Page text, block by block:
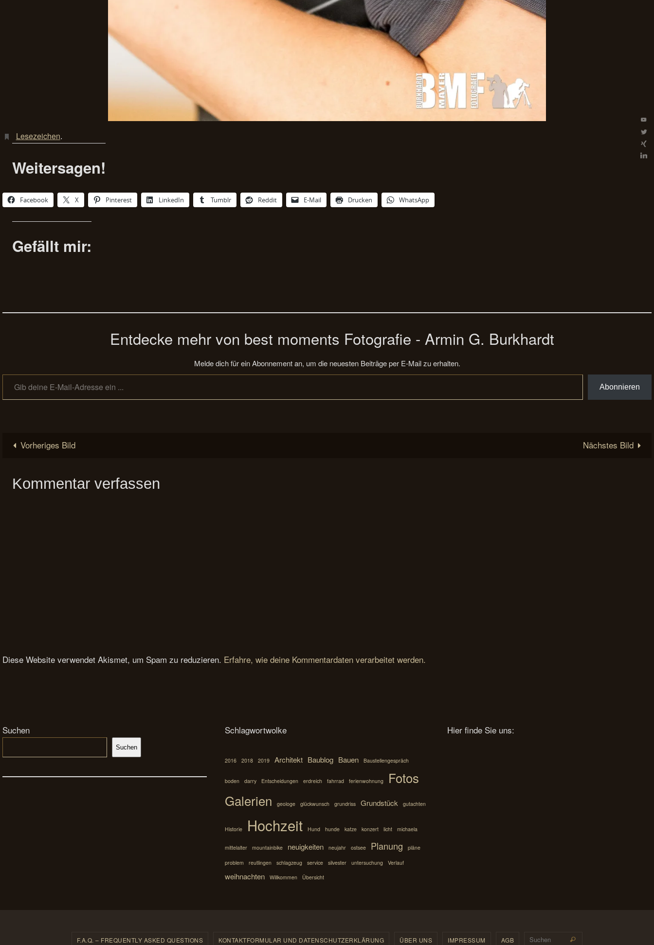
Lesezeichen.
Weitersagen!
Facebook X Pinterest LinkedIn Tumblr Reddit E-Mail Drucken WhatsApp
Gefällt mir:
Entdecke mehr von best moments Fotografie - Armin G. Burkhardt
Melde dich für ein Abonnement an, um die neuesten Beiträge per E-Mail zu erhalten.
Gib deine E-Mail-Adresse ein ...
Abonnieren
Vorheriges Bild Nächstes Bild
Kommentar verfassen
Diese Website verwendet Akismet, um Spam zu reduzieren. Erfahre, wie deine Kommentardaten verarbeitet werden.
Suchen
Suchen
Schlagwortwolke
2016 2018 2019 Architekt Baublog Bauen Baustellengespräch
boden darry Entscheidungen erdreich fahrrad ferienwohnung
Fotos
Galerien
geologe glückwunsch grundriss Grundstück gutachten
Historie Hochzeit Hund hunde katze konzert licht michaela
mittelalter mountainbike neuigkeiten neujahr ostsee Planung pläne
problem reutlingen schlagzeug service silvester untersuchung Verlauf
weihnachten Willkommen Übersicht
Hier finde Sie uns:
F.A.Q. – FREQUENTLY ASKED QUESTIONS KONTAKTFORMULAR UND DATENSCHUTZERKLÄRUNG ÜBER UNS IMPRESSUM AGB Suchen